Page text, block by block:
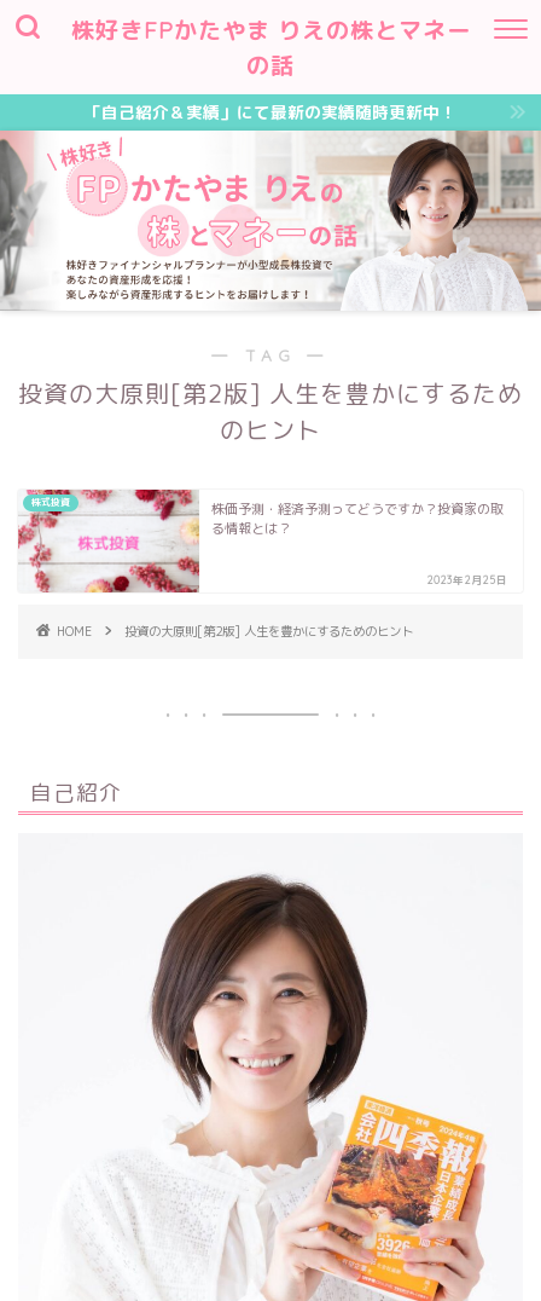
株好きFPかたやま りえの株とマネー
の話
「自己紹介＆実績」にて最新の実績随時更新中！
― TAG ―
投資の大原則[第2版] 人生を豊かにするため
のヒント
株式投資
株価予測・経済予測ってどうですか？投資家の取
る情報とは？
2023年2月25日
HOME 投資の大原則[第2版] 人生を豊かにするためのヒント
自己紹介